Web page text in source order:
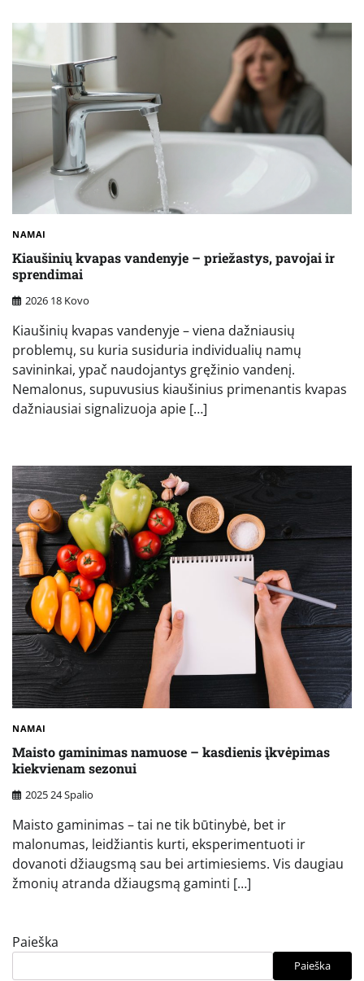
NAMAI
Kiaušinių kvapas vandenyje – priežastys, pavojai ir
sprendimai
2026 18 Kovo
Kiaušinių kvapas vandenyje – viena dažniausių
problemų, su kuria susiduria individualių namų
savininkai, ypač naudojantys gręžinio vandenį.
Nemalonus, supuvusius kiaušinius primenantis kvapas
dažniausiai signalizuoja apie […]
NAMAI
Maisto gaminimas namuose – kasdienis įkvėpimas
kiekvienam sezonui
2025 24 Spalio
Maisto gaminimas – tai ne tik būtinybė, bet ir
malonumas, leidžiantis kurti, eksperimentuoti ir
dovanoti džiaugsmą sau bei artimiesiems. Vis daugiau
žmonių atranda džiaugsmą gaminti […]
Paieška
Paieška